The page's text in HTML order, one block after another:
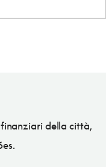
della città,